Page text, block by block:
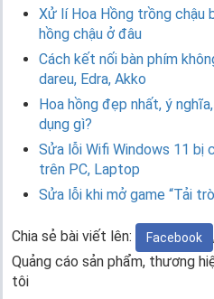
Xử lí Hoa Hồng trồng chậu
hồng chậu ở đâu
Cách kết nối bàn phím
dareu, Edra, Akko
Hoa hồng đẹp nhất, ý
dụng gì?
Sửa lỗi Wifi Windows 11 bị
trên PC, Laptop
Sửa lỗi khi mở game “Tải
Chia sẻ bài viết lên: Facebook
Quảng cáo sản phẩm, thương
tôi